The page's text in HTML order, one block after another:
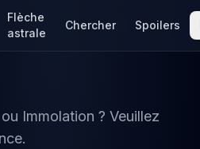
Flèche
astrale
Chercher Spoilers
Immolation ? Veuillez